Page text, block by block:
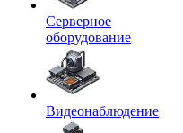
Серверное
оборудование
Видеонаблюдение